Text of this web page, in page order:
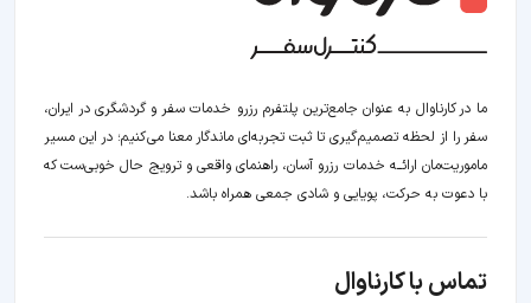
ما در کارناوال به عنوان جامع‌ترین پلتفرم رزرو خدمات سفر و گردشگری در ایران،
سفر را از لحظه‌ تصمیم‌گیری تا ثبت تجربه‌ای ماندگار معنا می‌کنیم؛ در این مسیر‍
ماموریت‌مان اراﺋــﻪ خدمات رزرو آسان، راهنمای واقعی و ترویج حال خوبی‌ست که
با دعوت به حرکت، پویایی و شادی جمعی همراه باشد.
تماس با کارناوال